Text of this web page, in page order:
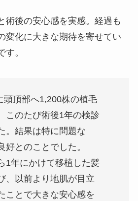
術後の安心感を実感。経過も
変化に大きな期待を寄せてい
す。
頭頂部へ1,200株の植毛
このたび術後1年の検診
。結果は特に問題な
好とのことでした。
1年にかけて移植した髪
、以前より地肌が目立
ことで大きな安心感を